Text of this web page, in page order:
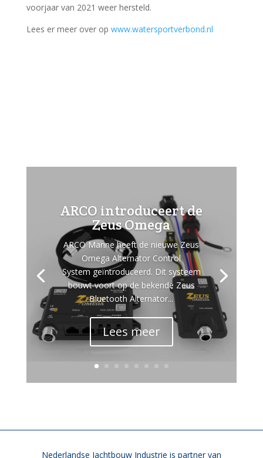
voorjaar van 2021 weer hersteld.
Lees er meer over op www.watersportverbond.nl
ARCO introduceert de
Zeus Omega
ARCO Marine heeft de nieuwe Zeus
Omega Alternator Control
System geïntroduceerd. Dit systeem
bouwt voort op de bekende Zeus
Bluetooth Alternator...
Lees meer
Nederlandse Jachtbouw Industrie is partner van